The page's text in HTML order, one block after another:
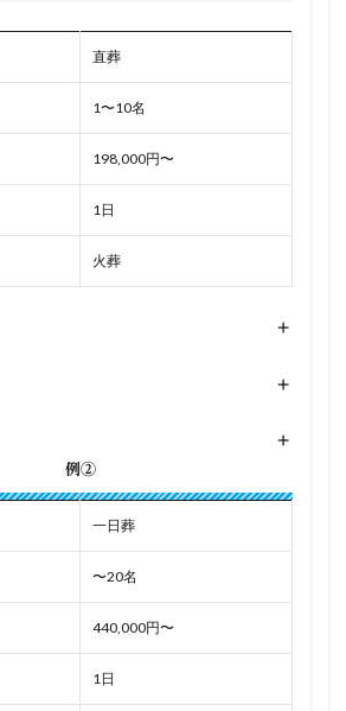
直葬
1〜10名
198,000円〜
1日
火葬
+
+
+
例②
一日葬
〜20名
440,000円〜
1日